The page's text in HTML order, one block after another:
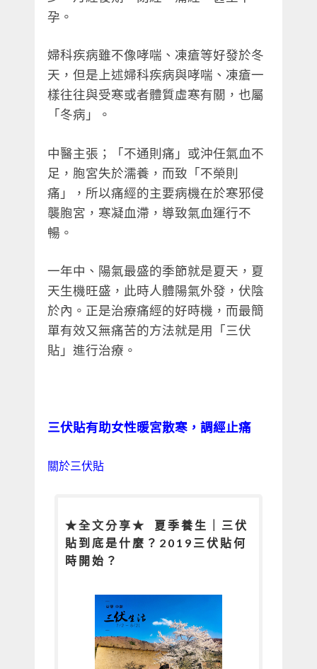
孕。
婦科疾病雖不像哮喘、凍瘡等好發於冬
天，但是上述婦科疾病與哮喘、凍瘡一
樣往往與受寒或者體質虛寒有關，也屬
「冬病」。
中醫主張；「不通則痛」或沖任氣血不
足，胞宮失於濡養，而致「不榮則
痛」，所以痛經的主要病機在於寒邪侵
襲胞宮，寒凝血滯，導致氣血運行不
暢。
一年中、陽氣最盛的季節就是夏天，夏
天生機旺盛，此時人體陽氣外發，伏陰
於內。正是治療痛經的好時機，而最簡
單有效又無痛苦的方法就是用「三伏
貼」進行治療。
三伏貼有助女性暖宮散寒，調經止痛
關於三伏貼
★全文分享★ 夏季養生｜三伏
貼到底是什麼？2019三伏貼何
時開始？